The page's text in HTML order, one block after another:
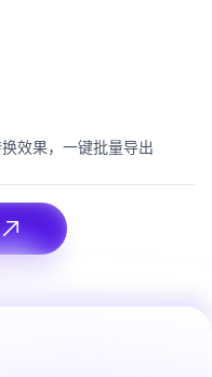
效果，一键批量导出